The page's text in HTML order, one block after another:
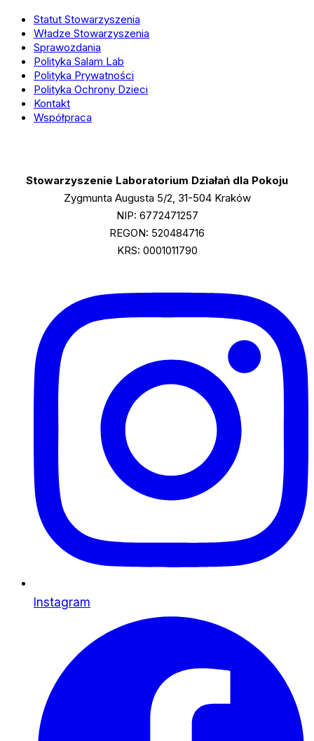
Statut Stowarzyszenia
Władze Stowarzyszenia
Sprawozdania
Polityka Salam Lab
Polityka Prywatności
Polityka Ochrony Dzieci
Kontakt
Współpraca
Stowarzyszenie Laboratorium Działań dla Pokoju
Zygmunta Augusta 5/2, 31-504 Kraków
NIP: 6772471257
REGON: 520484716
KRS: 0001011790
Instagram